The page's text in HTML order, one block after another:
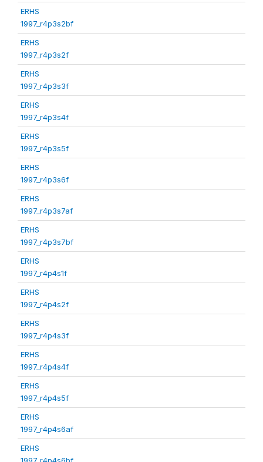
ERHS
1997_r4p3s2bf
ERHS
1997_r4p3s2f
ERHS
1997_r4p3s3f
ERHS
1997_r4p3s4f
ERHS
1997_r4p3s5f
ERHS
1997_r4p3s6f
ERHS
1997_r4p3s7af
ERHS
1997_r4p3s7bf
ERHS
1997_r4p4s1f
ERHS
1997_r4p4s2f
ERHS
1997_r4p4s3f
ERHS
1997_r4p4s4f
ERHS
1997_r4p4s5f
ERHS
1997_r4p4s6af
ERHS
1997_r4p4s6bf